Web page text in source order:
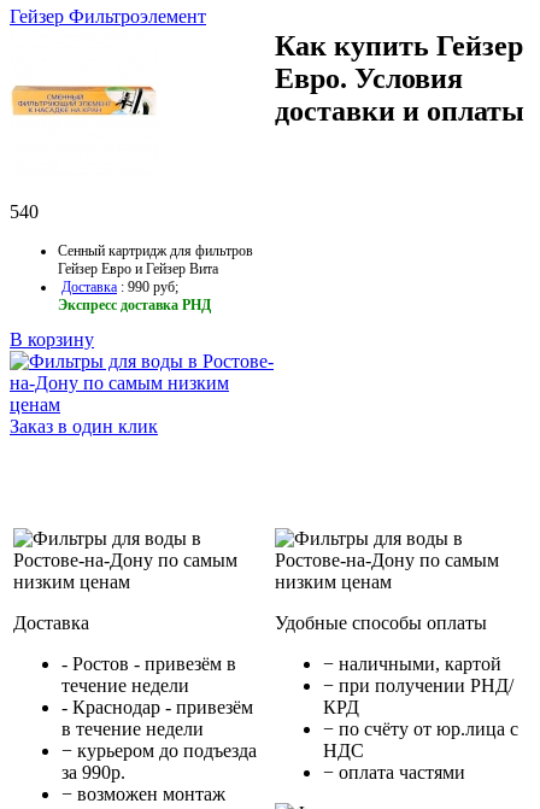
Гейзер Фильтроэлемент
540
Сенный картридж для фильтров
Гейзер Евро и Гейзер Вита
Доставка : 990 руб;
Экспресс доставка РНД
В корзину
Заказ в один клик
Как купить Гейзер
Евро. Условия
доставки и оплаты
Доставка
- Ростов - привезём в
течение недели
- Краснодар - привезём
в течение недели
− курьером до подъезда
за 990р.
− возможен монтаж
Удобные способы оплаты
− наличными, картой
− при получении РНД/
КРД
− по счёту от юр.лица с
НДС
− оплата частями